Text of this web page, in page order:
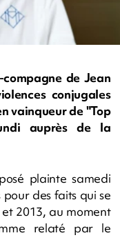
de Jean
conjugales
vainqueur de "Top
auprès de la
plainte samedi
des faits qui se
2013, au moment
relaté par le